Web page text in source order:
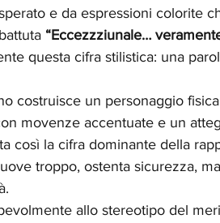
e da espressioni colorite
“Eccezzziunale…
questa cifra stilistica: una
costruisce un personaggio
movenze accentuate e un
così la cifra dominante della
troppo, ostenta sicurezza,
allo stereotipo del